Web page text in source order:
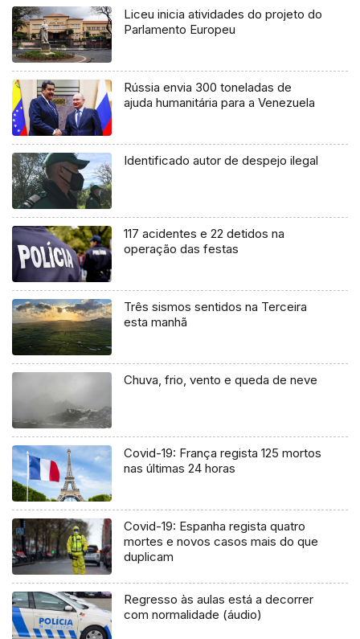
Liceu inicia atividades do projeto do
Parlamento Europeu
Rússia envia 300 toneladas de
ajuda humanitária para a Venezuela
Identificado autor de despejo ilegal
117 acidentes e 22 detidos na
operação das festas
Três sismos sentidos na Terceira
esta manhã
Chuva, frio, vento e queda de neve
Covid-19: França regista 125 mortos
nas últimas 24 horas
Covid-19: Espanha regista quatro
mortes e novos casos mais do que
duplicam
Regresso às aulas está a decorrer
com normalidade (áudio)